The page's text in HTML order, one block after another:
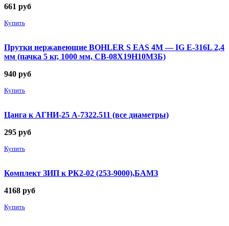
661 руб
Купить
Прутки нержавеющие BOHLER S EAS 4M — IG E-316L 2,4
мм (пачка 5 кг, 1000 мм, СВ-08Х19Н10М3Б)
940 руб
Купить
Цанга к АГНИ-25 А-7322.511 (все диаметры)
295 руб
Купить
Комплект ЗИП к РК2-02 (253-9000),БАМЗ
4168 руб
Купить